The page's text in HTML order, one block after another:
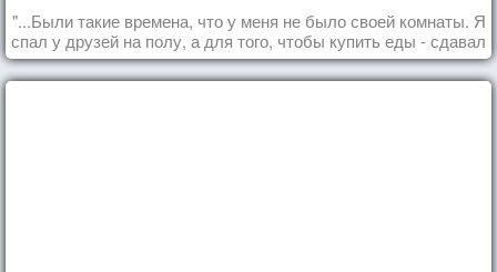
"...Были такие времена, что у меня не было своей комнаты. Я
спал у друзей на полу, а для того, чтобы купить еды - сдавал
бутылки из под кока-колы"